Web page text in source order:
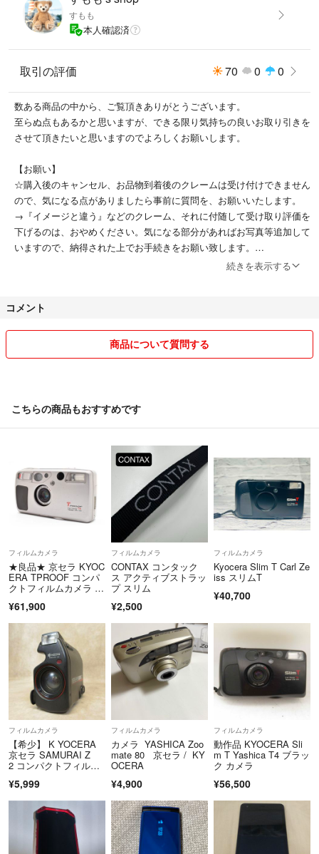
すもも
本人確認済
取引の評価 70 0 0
数ある商品の中から、ご覧頂きありがとうございます。
至らぬ点もあるかと思いますが、できる限り気持ちの良いお取り引きを
させて頂きたいと思いますのでよろしくお願いします。
【お願い】
☆購入後のキャンセル、お品物到着後のクレームは受け付けできません
ので、気になる点がありましたら事前に質問を、お願いいたします。
→『イメージと違う』などのクレーム、それに付随して受け取り評価を
下げるのは、おやめください。気になる部分があればお写真等追加して
いますので、納得された上でお手続きをお願い致します。
の反応が１日経過しても頂けなかった場合は、内容によってはコメント
削除する事もありますので、ご了承下さい。
取り引きご遠慮させて頂きます。→不安なお取り引きは、極力避けたい
☆コンビニ支払い及びATM支払いの方は、何日にお振込頂けるかの提
示をお願い致します。
続きを表示する
コメント
商品について質問する
こちらの商品もおすすめです
フィルムカメラ
★良品★ 京セラ KYOC
ERA TPROOF コンパ
クトフィルムカメラ O
¥61,900
フィルムカメラ
CONTAX コンタック
ス アクティブストラッ
プ スリム
¥2,500
フィルムカメラ
Kyocera Slim T Carl Ze
iss スリムT
¥40,700
フィルムカメラ
【希少】 K YOCERA
京セラ SAMURAI Z
2 コンパクトフィルム
¥5,999
フィルムカメラ
カメラ YASHICA Zoo
mate 80 京セラ / KY
OCERA
¥4,900
フィルムカメラ
動作品 KYOCERA Sli
m T Yashica T4 ブラッ
ク カメラ
¥56,500